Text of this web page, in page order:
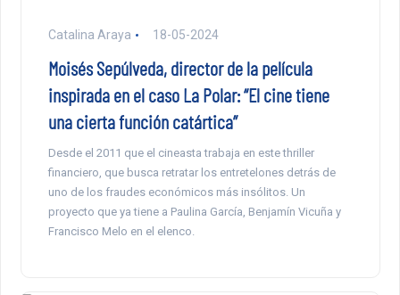
Catalina Araya 18-05-2024
Moisés Sepúlveda, director de la película
inspirada en el caso La Polar: “El cine tiene
una cierta función catártica”
Desde el 2011 que el cineasta trabaja en este thriller
financiero, que busca retratar los entretelones detrás de
uno de los fraudes económicos más insólitos. Un
proyecto que ya tiene a Paulina García, Benjamín Vicuña y
Francisco Melo en el elenco.